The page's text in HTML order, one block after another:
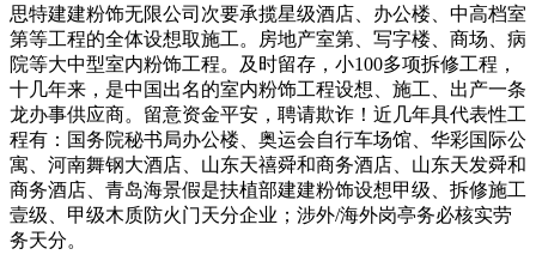
思特建建粉饰无限公司次要承揽星级酒店、办公楼、中高档室
第等工程的全体设想取施工。房地产室第、写字楼、商场、病
院等大中型室内粉饰工程。及时留存，小100多项拆修工程，
十几年来，是中国出名的室内粉饰工程设想、施工、出产一条
龙办事供应商。留意资金平安，聘请欺诈！近几年具代表性工
程有：国务院秘书局办公楼、奥运会自行车场馆、华彩国际公
寓、河南舞钢大酒店、山东天禧舜和商务酒店、山东天发舜和
商务酒店、青岛海景假是扶植部建建粉饰设想甲级、拆修施工
壹级、甲级木质防火门天分企业；涉外/海外岗亭务必核实劳
务天分。